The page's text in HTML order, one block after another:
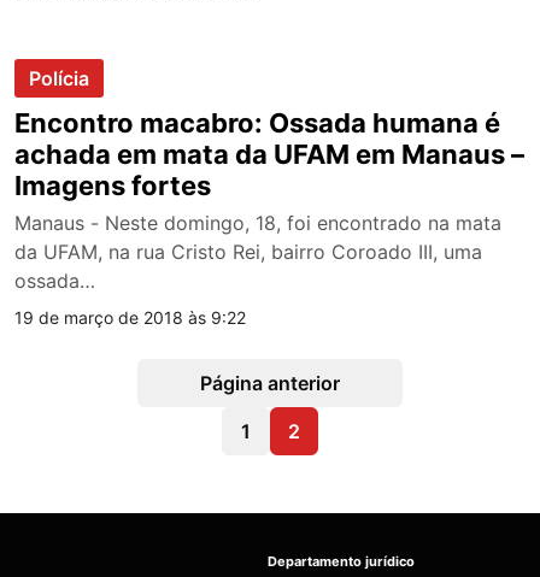
Polícia
Encontro macabro: Ossada humana é
achada em mata da UFAM em Manaus –
Imagens fortes
Manaus - Neste domingo, 18, foi encontrado na mata
da UFAM, na rua Cristo Rei, bairro Coroado III, uma
ossada…
19 de março de 2018 às 9:22
Página anterior
1
2
Departamento jurídico